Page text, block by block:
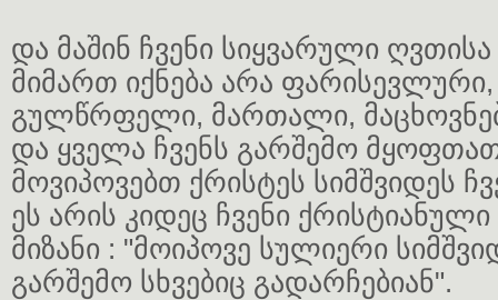
და მაშინ ჩვენი სიყვარული
მიმართ იქნება არა
გულწრფელი, მართალი,
და ყველა ჩვენს გარშემო
მოვიპოვებთ ქრისტეს სიმშვიდეს
ეს არის კიდეც ჩვენი
მიზანი : "მოიპოვე სულიერი
გარშემო სხვებიც გადარჩებიან".